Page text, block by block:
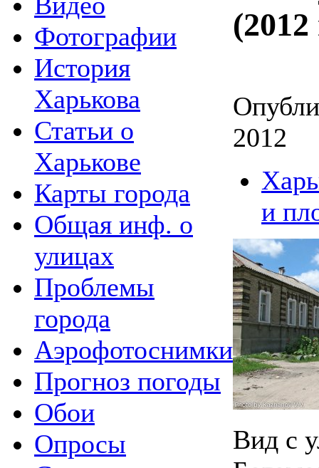
Фотографии
История
Харькова
Статьи о
Харькове
Карты города
Общая инф. о
улицах
Проблемы
города
Аэрофотоснимки
Прогноз погоды
Обои
Опросы
(2012
2012
и
Вид с